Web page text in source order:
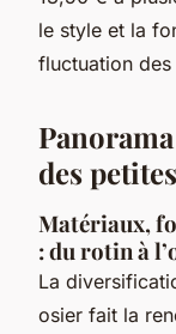
le style et la
fluctuation
des
Matériaux,
: du rotin à
La
osier fait la